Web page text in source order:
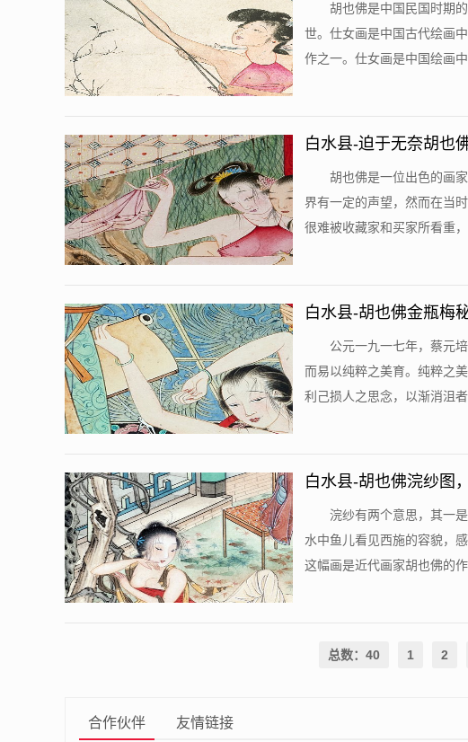
胡也佛是中国民国时期
世。仕女画是中国古代绘画
作之一。仕女画是中国绘画
白水县-迫于无奈胡也
胡也佛是一位出色的画
界有一定的声望，然而在当
很难被收藏家和买家所看重
白水县-胡也佛金瓶梅
公元一九一七年，蔡元
而易以纯粹之美育。纯粹之
利己损人之思念，以渐消沮
白水县-胡也佛浣纱图
浣纱有两个意思，其一
水中鱼儿看见西施的容貌，
这幅画是近代画家胡也佛的
总数：40 1 2
合作伙伴 友情链接